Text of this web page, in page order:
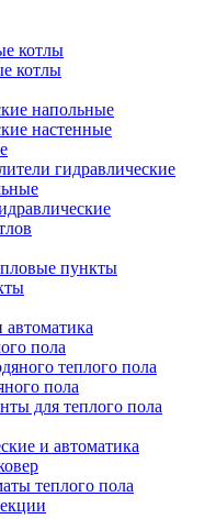
котлы
котлы
напольные
настенные
гидравлические
пункты
пола
теплого пола
пола
для теплого пола
и автоматика
теплого пола